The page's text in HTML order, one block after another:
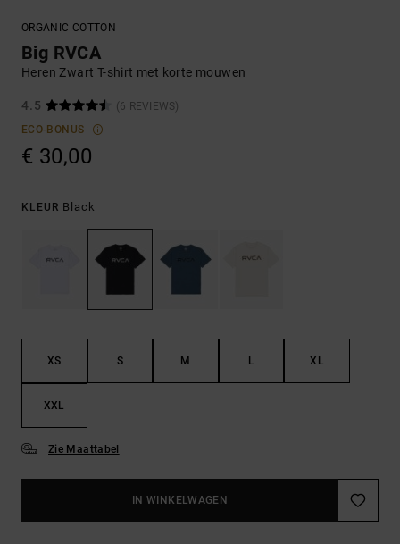
ORGANIC COTTON
Big RVCA
Heren Zwart T-shirt met korte mouwen
4.5
(6 REVIEWS)
ECO-BONUS
€ 30,00
KLEUR Black
XS S M L XL
XXL
Zie Maattabel
IN WINKELWAGEN